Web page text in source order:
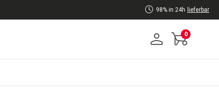
98% in 24h lieferbar
0